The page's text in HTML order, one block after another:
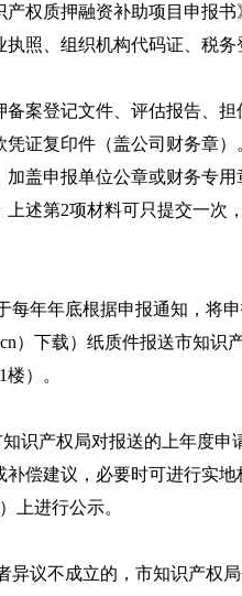
产权质押融资补助项目申报
执照、组织机构代码证、税
备案登记文件、评估报告、
凭证复印件（盖公司财务章）
加盖申报单位公章或财务专
上述第2项材料可只提交一次
年年底根据申报通知，将
）下载）纸质件报送市知
）。
识产权局对报送的上年度申
补偿建议，必要时可进行实
上进行公示。
议不成立的，市知识产权